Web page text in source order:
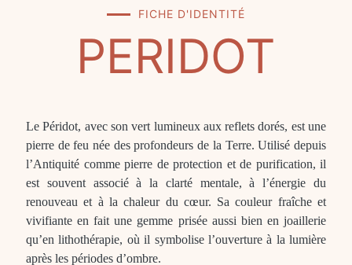
FICHE D'IDENTITÉ
PERIDOT
Le Péridot, avec son vert lumineux aux reflets dorés, est une
pierre de feu née des profondeurs de la Terre. Utilisé depuis
l’Antiquité comme pierre de protection et de purification, il
est souvent associé à la clarté mentale, à l’énergie du
renouveau et à la chaleur du cœur. Sa couleur fraîche et
vivifiante en fait une gemme prisée aussi bien en joaillerie
qu’en lithothérapie, où il symbolise l’ouverture à la lumière
après les périodes d’ombre.